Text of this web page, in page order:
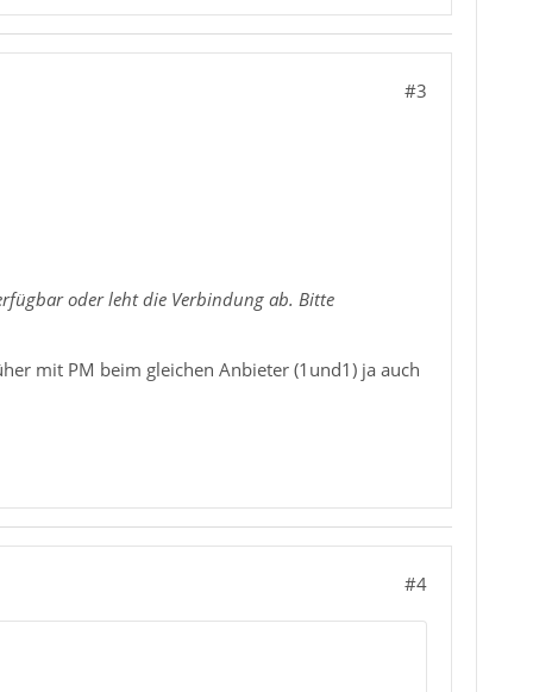
#3
oder leht die Verbindung ab. Bitte
mit PM beim gleichen Anbieter (1und1) ja auch
#4